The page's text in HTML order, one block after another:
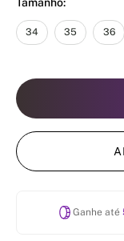
34 35 36
Ganhe até